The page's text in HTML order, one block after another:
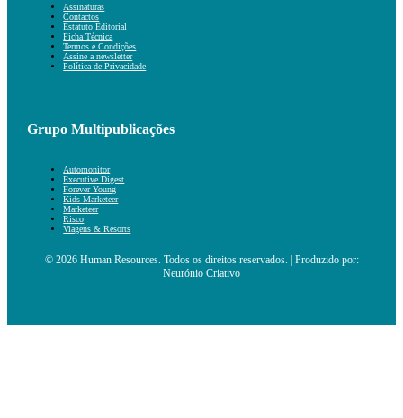
Assinaturas
Contactos
Estatuto Editorial
Ficha Técnica
Termos e Condições
Assine a newsletter
Política de Privacidade
Grupo Multipublicações
Automonitor
Executive Digest
Forever Young
Kids Marketeer
Marketeer
Risco
Viagens & Resorts
© 2026 Human Resources. Todos os direitos reservados. | Produzido por:
Neurónio Criativo